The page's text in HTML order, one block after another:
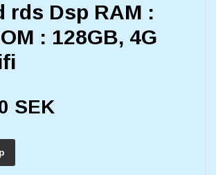
rds Dsp RAM :
: 128GB, 4G
SEK